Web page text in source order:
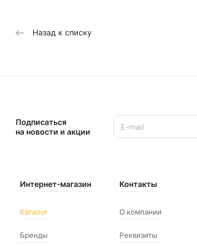
Назад к списку
Подписаться
на новости и акции
Интернет-магазин
Каталог
Бренды
Контакты
О компании
Реквизиты